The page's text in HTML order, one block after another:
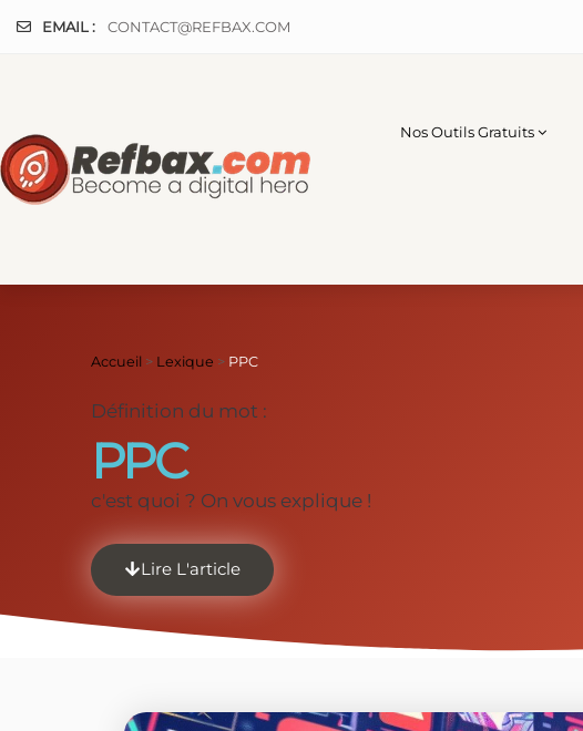
EMAIL : CONTACT@REFBAX.COM
Nos Outils Gratuits
Accueil > Lexique > PPC
Définition du mot :
PPC
c'est quoi ? On vous explique !
Lire L'article